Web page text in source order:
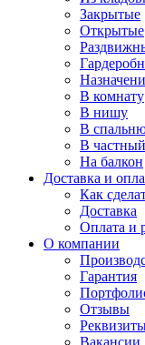
Закрытые
Открытые
В комнату
В нишу
В
В
На балкон
Доставка и
Как
Доставка
Оплата и
О компании
Гарантия
Отзывы
Вакансии